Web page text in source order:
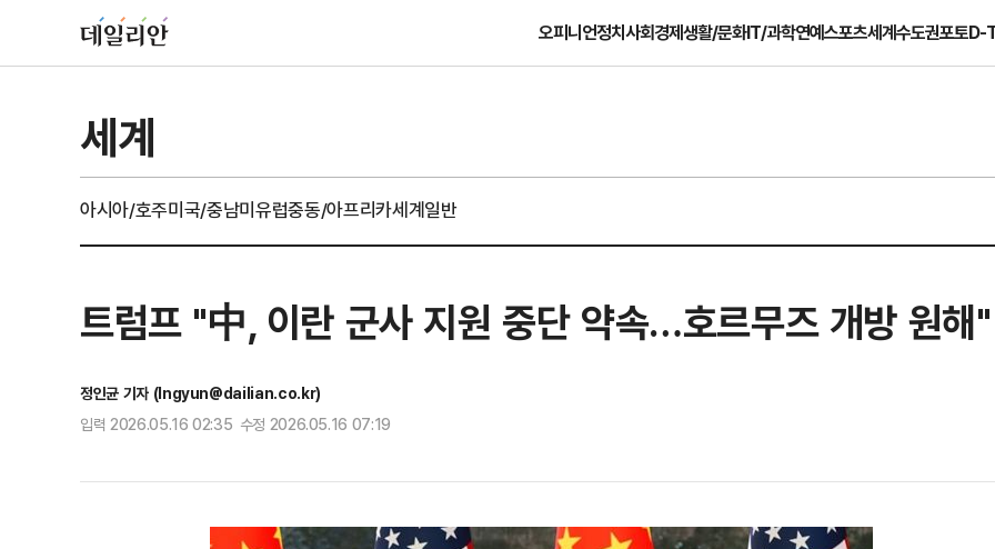
오피니언정치사회경제생활/문화IT/과학연예스포츠세계수도권포토D-
세계
아시아/호주미국/중남미유럽중동/아프리카세계일반
트럼프 "中, 이란 군사 지원 중단 약속…호르무즈 개방 원해"
정인균 기자 (Ingyun@dailian.co.kr)
입력 2026.05.16 02:35 수정 2026.05.16 07:19